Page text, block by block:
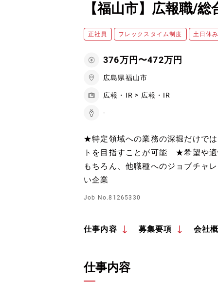
【福山市】広報職/
正社員 フレックスタイム制度 土日休
376万円〜472万円
広島県福山市
広報・IR > 広報・IR
-
★特定領域への業務の深堀だけで
トを目指すことが可能 ★希望や適
もちろん、他職種へのジョブチ
い企業
Job No.81265330
仕事内容 募集要項 会社
仕事内容